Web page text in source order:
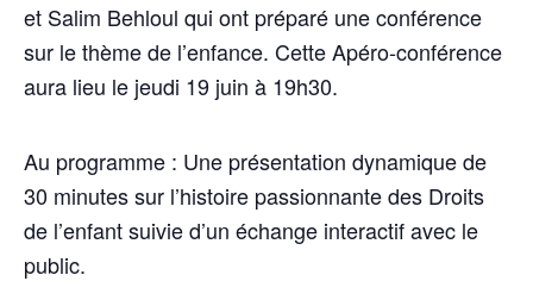
et Salim Beh­loul qui ont pré­pa­ré une confé­rence
sur le thème de l’enfance. Cette Apé­ro-confé­rence
aura lieu le jeu­di 19 juin à 19h30.
Au pro­gramme : Une pré­sen­ta­tion dyna­mique de
30 minutes sur l’histoire pas­sion­nante des Droits
de l’enfant sui­vie d’un échange inter­ac­tif avec le
public.